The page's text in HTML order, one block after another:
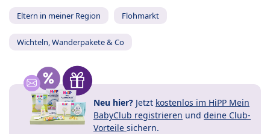
Eltern in meiner Region Flohmarkt
Wichteln, Wanderpakete & Co
Neu hier? Jetzt kostenlos im HiPP Mein
BabyClub registrieren und deine Club-
Vorteile sichern.